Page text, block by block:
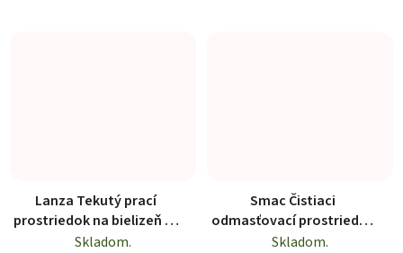
Lanza Tekutý prací
prostriedok na bielizeň 40
PD 2l
Skladom.
Smac Čistiaci
odmasťovací prostriedok
650ml
Skladom.